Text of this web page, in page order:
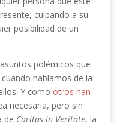
culpando a su
posibilidad de un
polémicos que
hablamos de la
Y como otros han
necesaria, pero sin
de Caritas in Veritate, la